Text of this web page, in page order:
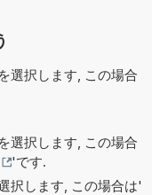
選択します, この場合
選択します, この場合
'です.
択します, この場合は'